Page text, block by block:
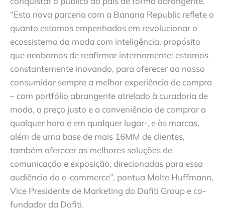
“Esta nova parceria com a Banana Republic reflete o
quanto estamos empenhados em revolucionar o
ecossistema da moda com inteligência, propósito
que acabamos de reafirmar internamente: estamos
constantemente inovando, para oferecer ao nosso
consumidor sempre a melhor experiência de compra
– com portfólio abrangente atrelado à curadoria de
moda, a preço justo e a conveniência de comprar a
qualquer hora e em qualquer lugar-, e às marcas,
além de uma base de mais 16MM de clientes,
também oferecer as melhores soluções de
comunicação e exposição, direcionadas para essa
audiência do e-commerce”, pontua Malte Huffmann,
Vice Presidente de Marketing do Dafiti Group e co-
fundador da Dafiti.